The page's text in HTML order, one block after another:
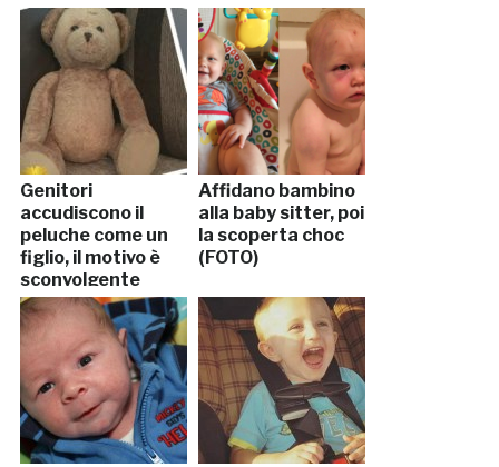
Genitori
accudiscono il
peluche come un
figlio, il motivo è
sconvolgente
Affidano bambino
alla baby sitter, poi
la scoperta choc
(FOTO)